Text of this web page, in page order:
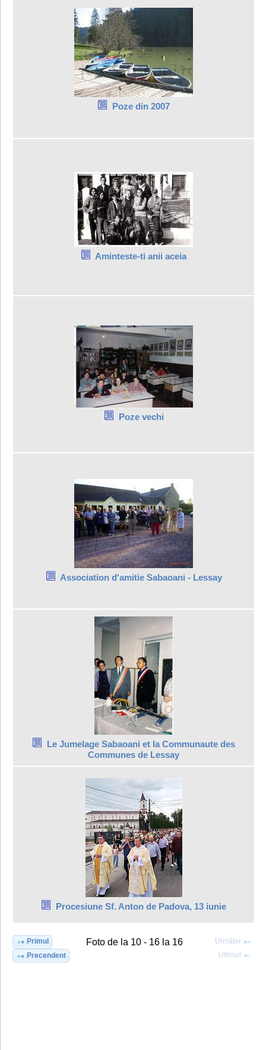
Poze din 2007
Aminteste-ti anii aceia
Poze vechi
Association d'amitie Sabaoani - Lessay
Le Jumelage Sabaoani et la Communaute des
Communes de Lessay
Procesiune Sf. Anton de Padova, 13 iunie
Primul
Precendent
Foto de la 10 - 16 la 16
Următor
Ultimul